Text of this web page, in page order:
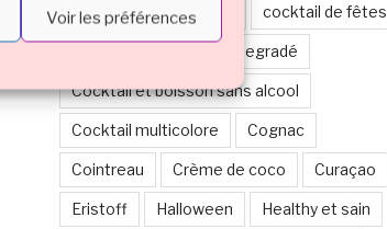
Voir les préférences
Cocktail couleur verte cocktail de fêtes
Cocktail en étages ou degradé
Cocktail et boisson sans alcool
Cocktail multicolore Cognac
Cointreau Crème de coco Curaçao
Eristoff Halloween Healthy et sain